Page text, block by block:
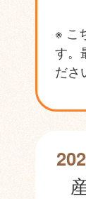
※ こ
す。
ださ